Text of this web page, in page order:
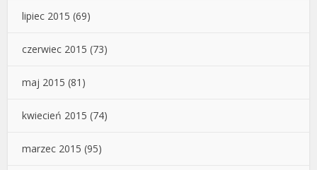
lipiec 2015 (69)
czerwiec 2015 (73)
maj 2015 (81)
kwiecień 2015 (74)
marzec 2015 (95)